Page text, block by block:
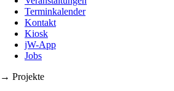
Terminkalender
Kontakt
Kiosk
jW-App
Jobs
→ Projekte